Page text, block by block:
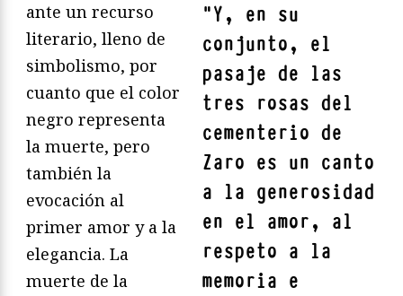
"Y, en su
conjunto, el
pasaje de las
tres rosas del
cementerio de
Zaro es un canto
a la generosidad
en el amor, al
respeto a la
memoria e
ante un recurso
literario, lleno de
simbolismo, por
cuanto que el color
negro representa
la muerte, pero
también la
evocación al
primer amor y a la
elegancia. La
muerte de la